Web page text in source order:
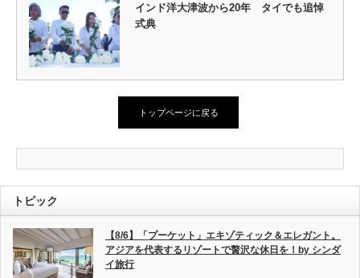
インド洋大津波から20年 タイでも追悼
式典
トップページに戻る
トピック
【8/6】「プーケット」エキゾティック＆エレガント。
アジアを代表するリゾートで贅沢な休日を！by シンダ
イ旅行